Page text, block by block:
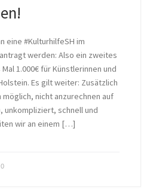
eine #KulturhilfeSH im
werden: Also ein zweites
1.000€ für Künstlerinnen und
Es gilt weiter: Zusätzlich
nicht anzurechnen auf
unkompliziert, schnell und
wir an einem […]